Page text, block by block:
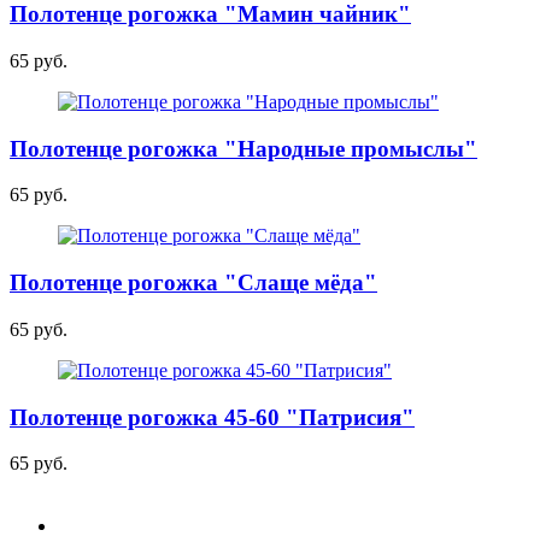
Полотенце рогожка "Мамин чайник"
65 руб.
Полотенце рогожка "Народные промыслы"
65 руб.
Полотенце рогожка "Слаще мёда"
65 руб.
Полотенце рогожка 45-60 "Патрисия"
65 руб.